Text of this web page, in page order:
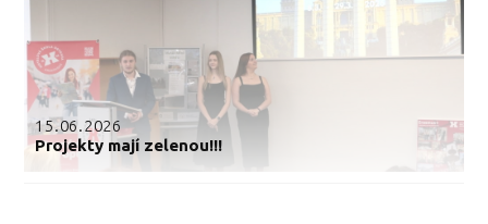
15.06.2026
Projekty mají zelenou!!!